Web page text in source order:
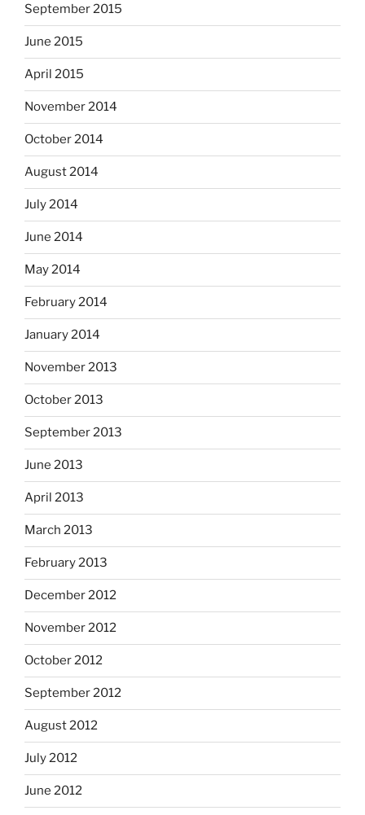
September 2015
June 2015
April 2015
November 2014
October 2014
August 2014
July 2014
June 2014
May 2014
February 2014
January 2014
November 2013
October 2013
September 2013
June 2013
April 2013
March 2013
February 2013
December 2012
November 2012
October 2012
September 2012
August 2012
July 2012
June 2012